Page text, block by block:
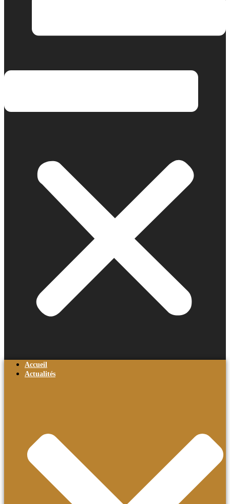
Accueil
Actualités